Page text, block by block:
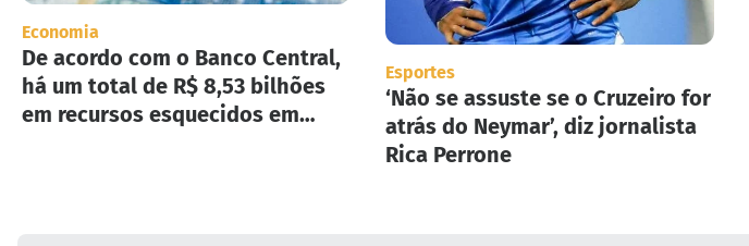
Economia
De acordo com o Banco Central,
há um total de R$ 8,53 bilhões
em recursos esquecidos em
Esportes
‘Não se assuste se o Cruzeiro for
atrás do Neymar’, diz jornalista
Rica Perrone